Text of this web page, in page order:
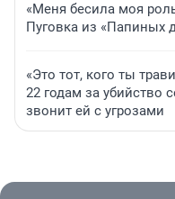
«Меня бесила моя
Пуговка из «Папиных
«Это тот, кого ты
22 годам за убийство
звонит ей с угрозами